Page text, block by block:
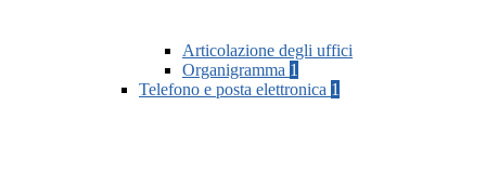
Articolazione degli uffici
Organigramma 1
Telefono e posta elettronica 1